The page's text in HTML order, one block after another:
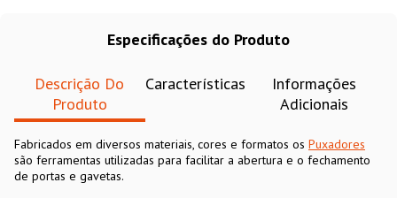
Especificações do Produto
Descrição Do
Produto
Características
Informações
Adicionais
Fabricados em diversos materiais, cores e formatos os Puxadores
são ferramentas utilizadas para facilitar a abertura e o fechamento
de portas e gavetas.